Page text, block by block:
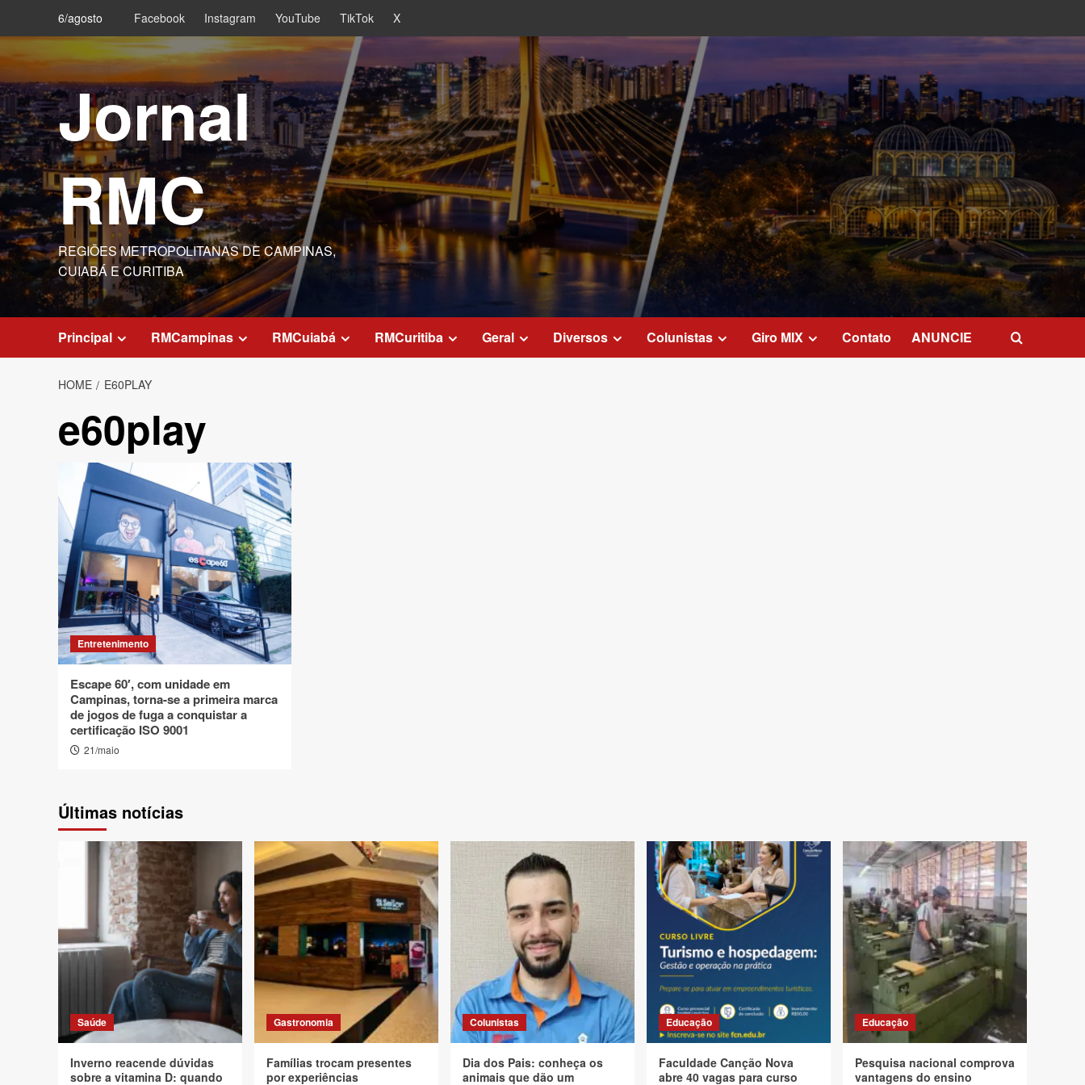
content
6/agosto Facebook Instagram YouTube TikTok X
Jornal
RMC
REGIÕES METROPOLITANAS DE CAMPINAS,
CUIABÁ E CURITIBA
Principal RMCampinas RMCuiabá RMCuritiba Geral Diversos Colunistas Giro MIX Contato ANUNCIE
HOME E60PLAY
e60play
Entretenimento
Escape 60′, com unidade em
Campinas, torna-se a primeira marca
de jogos de fuga a conquistar a
certificação ISO 9001
21/maio
Últimas notícias
Saúde
Inverno reacende dúvidas
sobre a vitamina D: quando
Gastronomia
Famílias trocam presentes
por experiências
Colunistas
Dia dos Pais: conheça os
animais que dão um
Educação
Faculdade Canção Nova
abre 40 vagas para curso
Educação
Pesquisa nacional comprova
vantagens do ensino